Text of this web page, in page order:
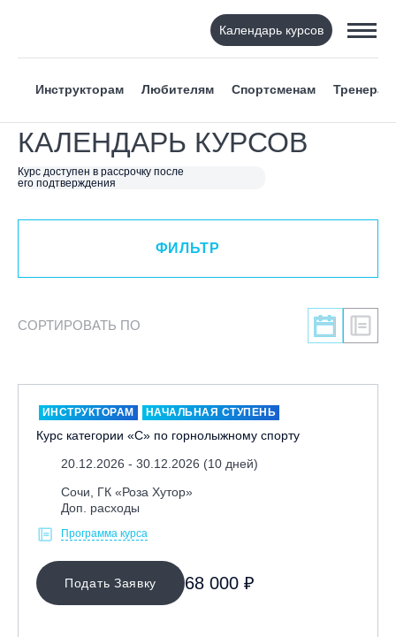
Календарь курсов
Инструкторам Любителям Спортсменам Тренерам
КАЛЕНДАРЬ КУРСОВ
Курс доступен в рассрочку после
его подтверждения
ФИЛЬТР
ВИД СПОРТА
Я ХОЧУ
КАТЕГОРИЯ
ЛЕКТОР
МЕСТО ПРОВЕДЕНИЯ
Байкальск, ГЛЦ «Гора Соболиная»
ФИЛЬТР
СОРТИРОВАТЬ ПО
ИНСТРУКТОРАМ НАЧАЛЬНАЯ СТУПЕНЬ
Курс категории «С» по горнолыжному спорту
20.12.2026 - 30.12.2026 (10 дней)
Сочи, ГК «Роза Хутор»
Доп. расходы
Программа курса
Подать Заявку 68 000 ₽